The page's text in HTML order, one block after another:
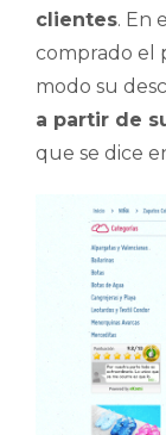
clientes. En
comprado el
modo su
a partir de
que se dice